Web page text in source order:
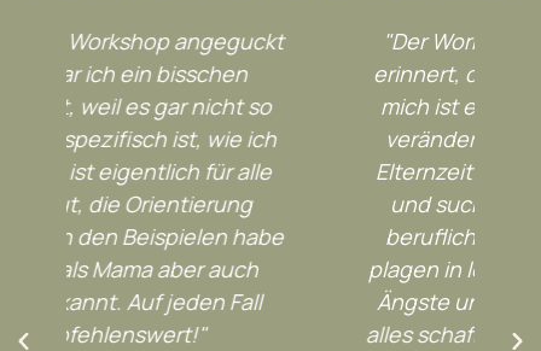
"Der Workshop hat mich daran
erinnert, dass es wirklich Zeit für
mich ist etwas grundlegend zu
verändern. Ich bin noch in der
Elternzeit mit meinen Zwillingen
und suche nach einer neuen
beruflichen Perspektive. Mich
plagen in letzter Zeit immer mehr
Ängste und Sorgen, wie ich das
alles schaffen soll. Die Fragen, die